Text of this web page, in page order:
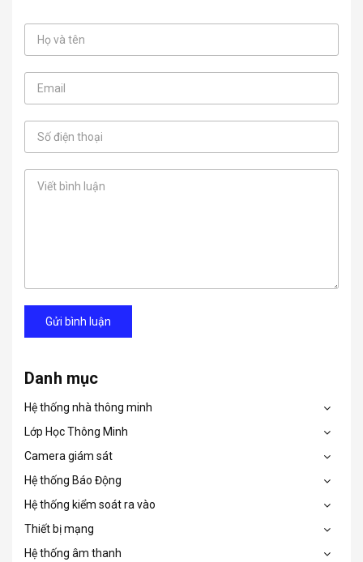
Gửi bình luận
Danh mục
Hệ thống nhà thông minh
Lớp Học Thông Minh
Camera giám sát
Hệ thống Báo Động
Hệ thống kiểm soát ra vào
Thiết bị mạng
Hệ thống âm thanh